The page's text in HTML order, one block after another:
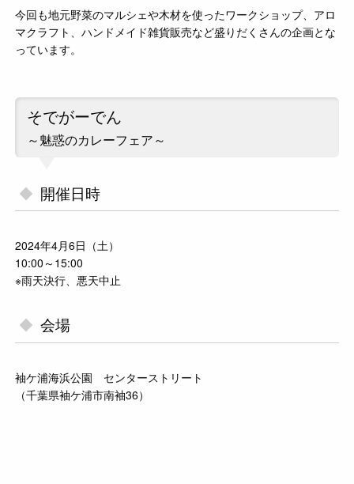
今回も地元野菜のマルシェや木材を使ったワークショップ、アロ
マクラフト、ハンドメイド雑貨販売など盛りだくさんの企画とな
っています。
そでがーでん
～魅惑のカレーフェア～
開催日時
2024年4月6日（土）
10:00～15:00
※雨天決行、悪天中止
会場
袖ケ浦海浜公園 センターストリート
（千葉県袖ケ浦市南袖36）